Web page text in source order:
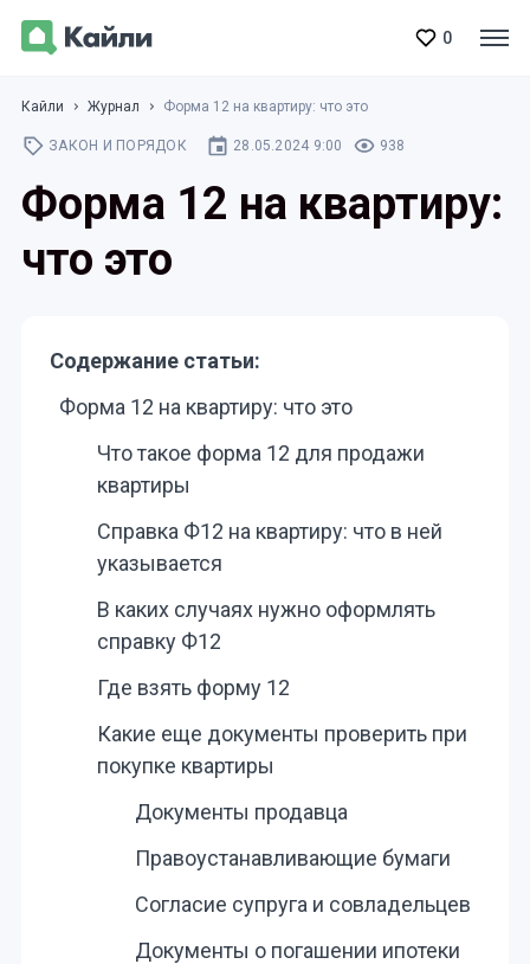
0
Кайли Журнал Форма 12 на квартиру: что это
ЗАКОН И ПОРЯДОК 28.05.2024 9:00 938
Форма 12 на квартиру:
что это
Содержание статьи:
Форма 12 на квартиру: что это
Что такое форма 12 для продажи
квартиры
Справка Ф12 на квартиру: что в ней
указывается
В каких случаях нужно оформлять
справку Ф12
Где взять форму 12
Какие еще документы проверить при
покупке квартиры
Документы продавца
Правоустанавливающие бумаги
Согласие супруга и совладельцев
Документы о погашении ипотеки